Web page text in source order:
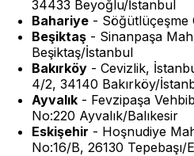
34433 Beyoğlu/İstanbul
Bahariye - Söğütlüçeşme
Beşiktaş - Sinanpaşa
Beşiktaş/İstanbul
Bakırköy - Cevizlik,
4/2, 34140 Bakırköy/
Ayvalık - Fevzipaşa
No:220 Ayvalık/Balıkesir
Eskişehir - Hoşnudiye
No:16/B, 26130 Tepebaşı/